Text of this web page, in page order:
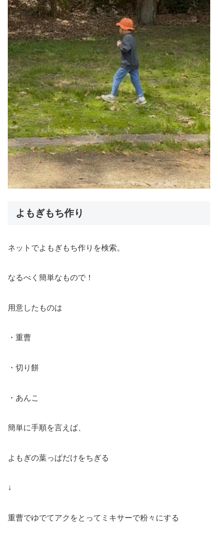
よもぎもち作り
ネットでよもぎもち作りを検索。
なるべく簡単なもので！
用意したものは
・重曹
・切り餅
・あんこ
簡単に手順を言えば、
よもぎの葉っぱだけをちぎる
↓
重曹でゆでてアクをとってミキサーで粉々にする